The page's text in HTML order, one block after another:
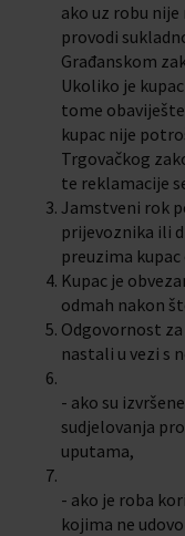
ako uz robu
provodi
Građanskom
Ukoliko je
tome
kupac nije
Trgovačkog
te reklamacije
Jamstveni rok
prijevoznika ili
preuzima
Kupac je
odmah nakon
Odgovornost
nastali u vezi s
- ako su
sudjelovanja
uputama,
- ako je roba
kojima ne